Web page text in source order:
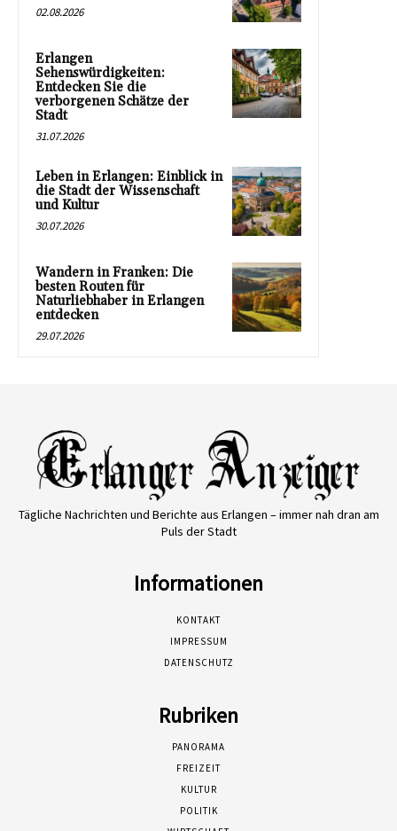
02.08.2026
Erlangen
Sehenswürdigkeiten:
Entdecken Sie die
verborgenen Schätze der
Stadt
31.07.2026
Leben in Erlangen: Einblick in
die Stadt der Wissenschaft
und Kultur
30.07.2026
Wandern in Franken: Die
besten Routen für
Naturliebhaber in Erlangen
entdecken
29.07.2026
Tägliche Nachrichten und Berichte aus Erlangen – immer nah dran am
Puls der Stadt
Informationen
KONTAKT
IMPRESSUM
DATENSCHUTZ
Rubriken
PANORAMA
FREIZEIT
KULTUR
POLITIK